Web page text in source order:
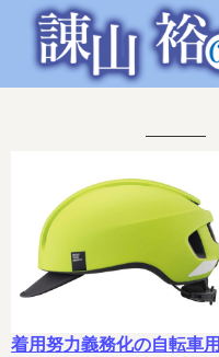
着用努力義務化の自転車用